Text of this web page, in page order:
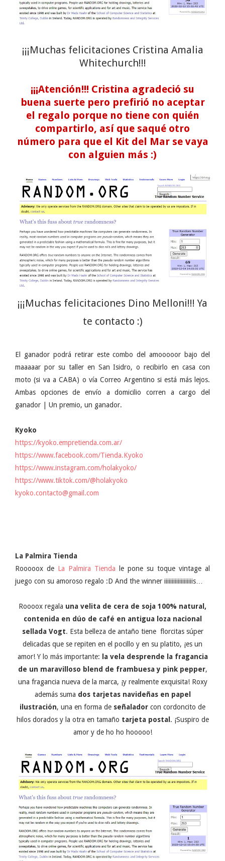
¡¡¡Muchas felicitaciones Cristina Amalia
Whitechurch!!!
¡¡¡Atención!!! Cristina agradeció su
buena suerte pero prefirió no aceptar
el regalo porque no tiene con quién
compartirlo, así que saqué otro
número para que el Kit del Mar se vaya
con alguien más :)
¡¡¡Muchas felicitaciones Dino Melloni!!! Ya
te contacto :)
El ganador podrá retirar este combo del amooooor bajo del
maaaaar por su taller en San Isidro, o recibirlo en casa con
moto (si va a CABA) o vía Correo Argentino si está más lejos.
Ambas opciones de envío a domicilio corren a cargo del
ganador | Un premio, un ganador.
Kyoko
https://kyoko.empretienda.com.ar/
https://www.facebook.com/Tienda.Kyoko
https://www.instagram.com/holakyoko/
https://www.tiktok.com/@holakyoko
kyoko.contacto@gmail.com
La Palmira Tienda
Rooooox de La Palmira Tienda le pone su toque vintage al
juego con su amoroso regalo :D And the winner iiiiiiiiiiiiiiiiiiis…
Roooox regala una velita de cera de soja 100% natural,
contenida en dúo de café en antigua loza nacional
sellada Vogt. Esta belleza de antaño tiene florcitas súper
delicadas que se repiten en el pocillo y en su platito, ¡es un
amor! Y lo más importante:
la vela desprende la fragancia
de un maravilloso blend de frambuesa y pink pepper,
una fragancia nueva de la marca, ¡y realmente exquisita! Roxy
además suma dos tarjetas navideñas en papel
ilustración, una en forma de señalador con cordoncito de
hilos dorados y la otra en tamaño tarjeta postal . ¡Suspiro de
amor y de ho ho hooooo!